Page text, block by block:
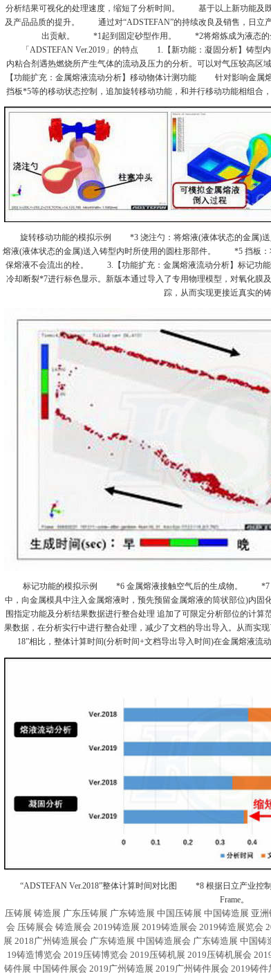
分析结果可视化的处理速度，缩短了分析时间。
基于以上新功能及既
及产品品质的提升。
通过对“ADSTEFAN”的持续改良及销售，日立
出贡献。
*1起到固定砂型作用。
*2将熔炼成为液态的
「ADSTEFAN Ver.2019」的特点
1.【新功能：凝固分析】铸型内
内粘合剂遇热燃烧所产生气体的流动及压力的分析。可以对气压较高区
【功能扩充：金属熔液流动分析】移动物体计测功能
针对影响金属熔
挡板*5等的移动状态控制，追加旋转移动功能，和并行移动功能相组合
旋转移动功能的模拟示例 *3 浇注勺：将熔液(液体状态的金属)送
熔液(液体状态的金属)送入铸型内时所使用的圆柱形部件。
*5 挡板：将
保熔液不会流出的栓。
3.【功能扩充：金属熔液流动分析】标记功能
冷却断裂*7进行标色显示。新版本通过导入了专用物理模型，对氧化膜
踪，从而实现更接近真实的铸
标记功能的模拟示例 *6 金属熔液接触空气后的生成物。
*7 柱
中，向金属模具中注入金属熔液时，预先预留金属熔液的筒状部位)内固
围指定功能及分析结果数据进行整合处理 追加了可限定分析部位的计算
果数据，在分析实行中进行整合处理，减少了文档的导出导入。从而实
18”相比，整体计算时间(分析时间+文档导出导入时间)在金属熔液流
“ADSTEFAN Ver.2018”整体计算时间对比图
*8 根据日立产业控制
Frame。
压铸展 铸造展 广东压铸展 广东铸造展 中国压铸展 中国铸造展 亚
会 压铸展会 铸造展会 2019铸造展 2019铸造展会 2019铸造展览会
展 2018广州铸造展会 广东铸造展 中国铸造展会 广东铸造展 中国
19铸造博览会 2019压铸博览会 2019压铸机展 2019压铸机展会
铸件展 中国铸件展会 2019广州铸造展 2019广州铸件展会 2019铸